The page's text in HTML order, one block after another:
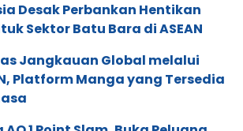
Desak Perbankan Hentikan
Sektor Batu Bara di ASEAN
Jangkauan Global melalui
Platform Manga yang Tersedia